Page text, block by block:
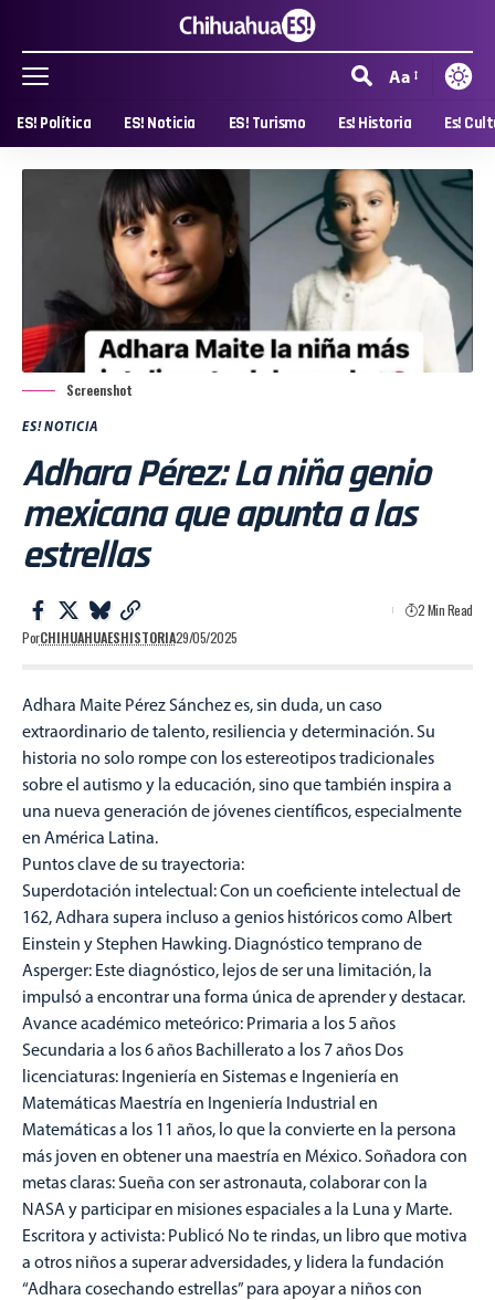
Aa
ES! Política ES! Noticia ES! Turismo Es! Historia Es!
Screenshot
ES! NOTICIA
Adhara Pérez: La niña genio
mexicana que apunta a las
estrellas
PorCHIHUAHUAESHISTORIA29/05/2025
2 Min Read
Adhara Maite Pérez Sánchez es, sin duda, un caso
extraordinario de talento, resiliencia y determinación. Su
historia no solo rompe con los estereotipos tradicionales
sobre el autismo y la educación, sino que también inspira a
una nueva generación de jóvenes científicos, especialmente
en América Latina.
Puntos clave de su trayectoria:
Superdotación intelectual: Con un coeficiente intelectual de
162, Adhara supera incluso a genios históricos como Albert
Einstein y Stephen Hawking. Diagnóstico temprano de
Asperger: Este diagnóstico, lejos de ser una limitación, la
impulsó a encontrar una forma única de aprender y destacar.
Avance académico meteórico: Primaria a los 5 años
Secundaria a los 6 años Bachillerato a los 7 años Dos
licenciaturas: Ingeniería en Sistemas e Ingeniería en
Matemáticas Maestría en Ingeniería Industrial en
Matemáticas a los 11 años, lo que la convierte en la persona
más joven en obtener una maestría en México. Soñadora con
metas claras: Sueña con ser astronauta, colaborar con la
NASA y participar en misiones espaciales a la Luna y Marte.
Escritora y activista: Publicó No te rindas, un libro que motiva
a otros niños a superar adversidades, y lidera la fundación
“Adhara cosechando estrellas” para apoyar a niños con